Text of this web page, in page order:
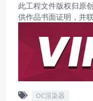
此工程文件版权归原
供作品书面证明，并
OC渲染器